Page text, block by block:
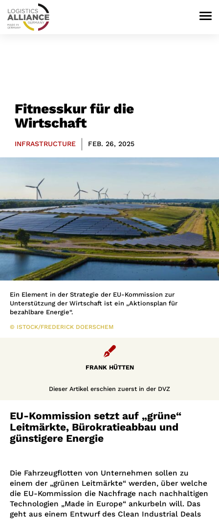
Fitnesskur für die
Wirtschaft
INFRASTRUCTURE | FEB. 26, 2025
Ein Element in der Strategie der EU-Kommission zur
Unterstützung der Wirtschaft ist ein „Aktionsplan für
bezahlbare Energie“.
© ISTOCK/FREDERICK DOERSCHEM

FRANK HÜTTEN
Dieser Artikel erschien zuerst in der DVZ
EU-Kommission setzt auf „grüne“
Leitmärkte, Bürokratieabbau und
günstigere Energie
Die Fahrzeugflotten von Unternehmen sollen zu
einem der „grünen Leitmärkte“ werden, über welche
die EU-Kommission die Nachfrage nach nachhaltigen
Technologien „Made in Europe“ ankurbeln will. Das
geht aus einem Entwurf des Clean Industrial Deals